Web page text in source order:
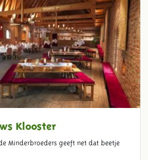
Klooster
Minderbroeders geeft net dat beetje